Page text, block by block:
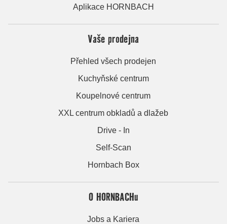
Aplikace HORNBACH
Vaše prodejna
Přehled všech prodejen
Kuchyňské centrum
Koupelnové centrum
XXL centrum obkladů a dlažeb
Drive - In
Self-Scan
Hornbach Box
O HORNBACHu
Jobs a Kariera